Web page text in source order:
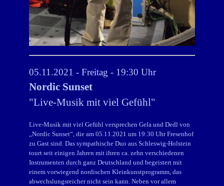
05.11.2021 - Freitag - 19:30 Uhr
Nordic Sunset
"Live-Musik mit viel Gefühl"
Live-Musik mit viel Gefühl versprechen Gela und Dedl von
„Nordic Sunset“, die am 05.11.2021 um 19:30 Uhr Fresenhof
zu Gast sind. Das sympathische Duo aus Schleswig-Holstein
tourt seit einigen Jahren mit ihren ca. zehn verschiedenen
Instrumenten durch ganz Deutschland und begeistert mit
einem vorwiegend nordischen Kleinkunstprogramm, das
abwechslungsreicher nicht sein kann. Neben vor allem